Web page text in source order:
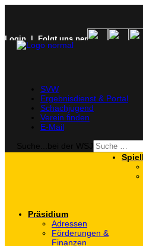
Login | Folgt uns per
SVW
Ergebnisdienst & Portal
Schachjugend
Verein finden
E-Mail
Präsidium
Adressen
Förderungen &
Finanzen